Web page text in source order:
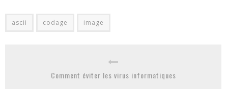
ascii codage image
Comment éviter les virus informatiques